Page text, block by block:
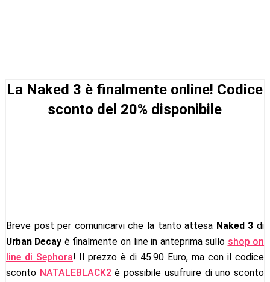
La Naked 3 è finalmente online! Codice
sconto del 20% disponibile
Breve post per comunicarvi che la tanto attesa Naked 3 di
Urban Decay è finalmente on line in anteprima sullo shop on
line di Sephora! Il prezzo è di 45.90 Euro, ma con il codice
sconto NATALEBLACK2è possibile usufruire di uno sconto